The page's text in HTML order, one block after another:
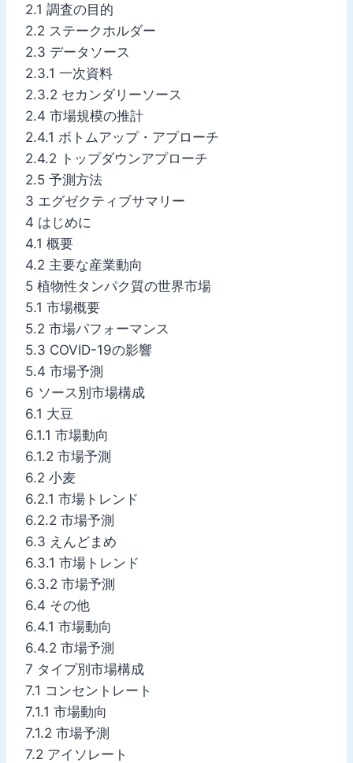
2.1 調査の目的
2.2 ステークホルダー
2.3 データソース
2.3.1 一次資料
2.3.2 セカンダリーソース
2.4 市場規模の推計
2.4.1 ボトムアップ・アプローチ
2.4.2 トップダウンアプローチ
2.5 予測方法
3 エグゼクティブサマリー
4 はじめに
4.1 概要
4.2 主要な産業動向
5 植物性タンパク質の世界市場
5.1 市場概要
5.2 市場パフォーマンス
5.3 COVID-19の影響
5.4 市場予測
6 ソース別市場構成
6.1 大豆
6.1.1 市場動向
6.1.2 市場予測
6.2 小麦
6.2.1 市場トレンド
6.2.2 市場予測
6.3 えんどまめ
6.3.1 市場トレンド
6.3.2 市場予測
6.4 その他
6.4.1 市場動向
6.4.2 市場予測
7 タイプ別市場構成
7.1 コンセントレート
7.1.1 市場動向
7.1.2 市場予測
7.2 アイソレート